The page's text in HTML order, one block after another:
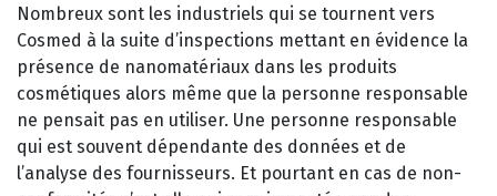
Nombreux sont les industriels qui se tournent vers
Cosmed à la suite d’inspections mettant en évidence la
présence de nanomatériaux dans les produits
cosmétiques alors même que la personne responsable
ne pensait pas en utiliser. Une personne responsable
qui est souvent dépendante des données et de
l’analyse des fournisseurs. Et pourtant en cas de non-